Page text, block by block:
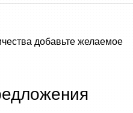
добавьте желаемое